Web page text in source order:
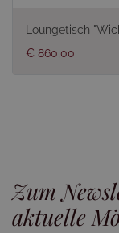
Loungetisch
€ 860,00
Zum
aktuelle